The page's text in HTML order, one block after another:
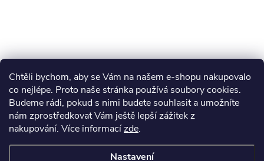
Chtěli bychom, aby se Vám na našem e-shopu nakupovalo
co nejlépe. Proto naše stránka používá soubory cookies.
Budeme rádi, pokud s nimi budete souhlasit a umožníte
nám zprostředkovat Vám ještě lepší zážitek z
nakupování. Více informacízde.
Nastavení